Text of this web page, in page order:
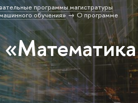
программы магистратуры
обучения» О программе